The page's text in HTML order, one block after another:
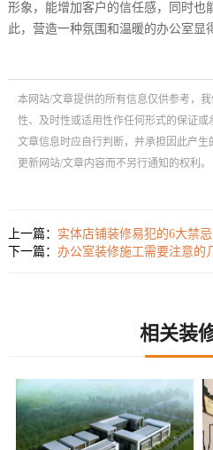
形象，能增加客户的信任感，同时也
此，营造一种氛围和温暖的办公室显
本网站/文章提供的所有信息仅供参考，
性、及时性或适用性作任何形式的保证
文章信息时应自行判断，并承担因此产
更新网站/文章内容而不另行通知的权利。
上一篇： 实体店铺装修易犯的6大禁
下一篇： 办公室装修施工需要注意的
相关装